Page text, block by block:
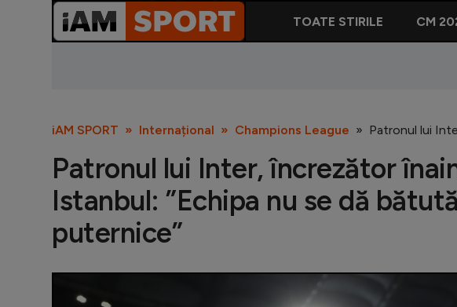
TOATE STIRILE CM
iAM SPORT Internațional Champions League Patronul lui
Patronul lui Inter, încrezător
Istanbul: ”Echipa nu se dă
puternice”